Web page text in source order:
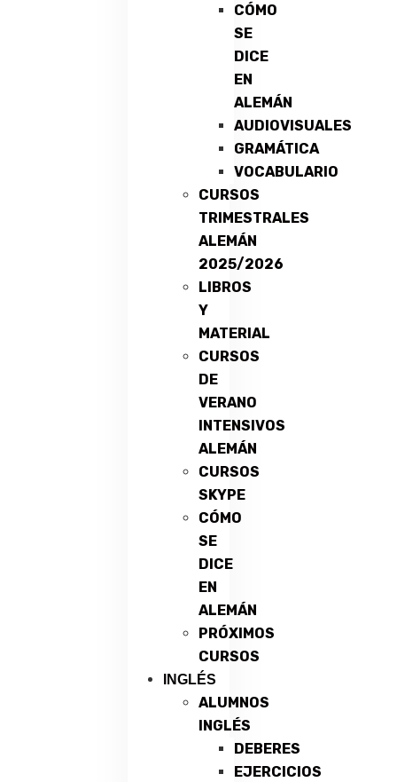
CÓMO
SE
DICE
EN
ALEMÁN
AUDIOVISUALES
GRAMÁTICA
VOCABULARIO
CURSOS
TRIMESTRALES
ALEMÁN
2025/2026
LIBROS
Y
MATERIAL
CURSOS
DE
VERANO
INTENSIVOS
ALEMÁN
CURSOS
SKYPE
CÓMO
SE
DICE
EN
ALEMÁN
PRÓXIMOS
CURSOS
INGLÉS
ALUMNOS
INGLÉS
DEBERES
EJERCICIOS